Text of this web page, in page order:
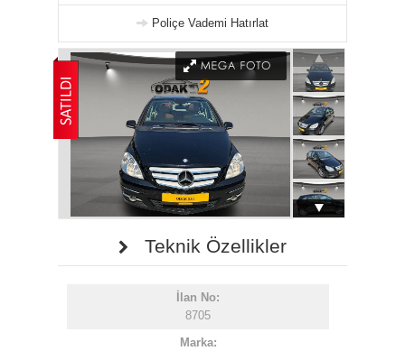
Poliçe Vademi Hatırlat
Teknik Özellikler
İlan No:
8705
Marka: